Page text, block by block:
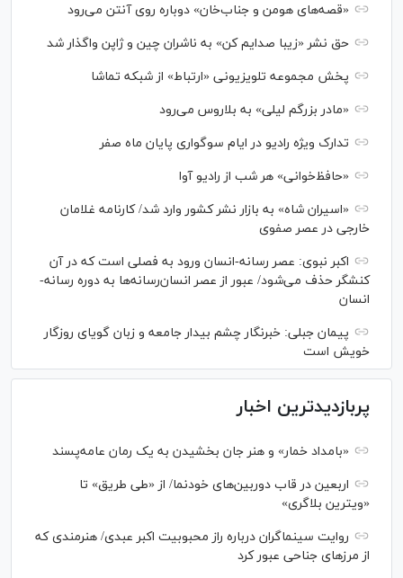
«قصه‌های هومن و جناب‌خان» دوباره روی آنتن می‌رود
حق نشر «زیبا صدایم کن» به ناشران چین و ژاپن واگذار شد
پخش مجموعه تلویزیونی «ارتباط» از شبکه تماشا
«مادر بزرگم لیلی» به بلاروس می‌رود
تدارک ویژه رادیو در ایام سوگواری پایان ماه صفر
«حافظ‌خوانی» هر شب از رادیو آوا
«اسیران شاه» به بازار نشر کشور وارد شد/ کارنامه غلامان
خارجی در عصر صفوی
اکبر نبوی: عصر رسانه-انسان ورود به فصلی است که در آن
کنشگر حذف می‌شود/ عبور از عصر انسان‌رسانه‌ها به دوره رسانه-
انسان
پیمان جبلی: خبرنگار چشم بیدار جامعه و زبان گویای روزگار
خویش است
پربازدیدترین اخبار
«بامداد خمار» و هنر جان بخشیدن به یک رمان عامه‌پسند
اربعین در قاب دوربین‌های خودنما/ از «طی طریق» تا
«ویترین بلاگری»
روایت سینماگران درباره راز محبوبیت اکبر عبدی/ هنرمندی که
از مرزهای جناحی عبور کرد